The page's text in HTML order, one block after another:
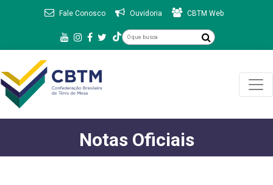
Fale Conosco Ouvidoria CBTM Web
Notas Oficiais